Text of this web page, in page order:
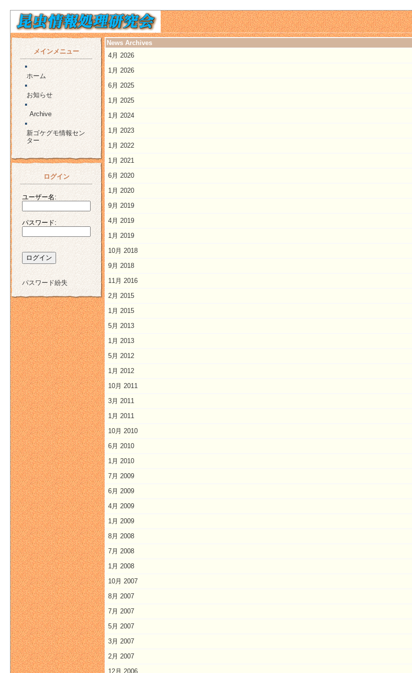
メインメニュー
ホーム
お知らせ
Archive
新ゴケグモ情報セン
ター
ログイン
ユーザー名:
パスワード:
パスワード紛失
News Archives
4月 2026
1月 2026
6月 2025
1月 2025
1月 2024
1月 2023
1月 2022
1月 2021
6月 2020
1月 2020
9月 2019
4月 2019
1月 2019
10月 2018
9月 2018
11月 2016
2月 2015
1月 2015
5月 2013
1月 2013
5月 2012
1月 2012
10月 2011
3月 2011
1月 2011
10月 2010
6月 2010
1月 2010
7月 2009
6月 2009
4月 2009
1月 2009
8月 2008
7月 2008
1月 2008
10月 2007
8月 2007
7月 2007
5月 2007
3月 2007
2月 2007
12月 2006